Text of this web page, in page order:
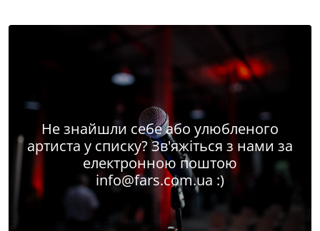
Не знайшли себе або улюбленого
артиста у списку? Зв'яжіться з нами за
електронною поштою
info@fars.com.ua :)